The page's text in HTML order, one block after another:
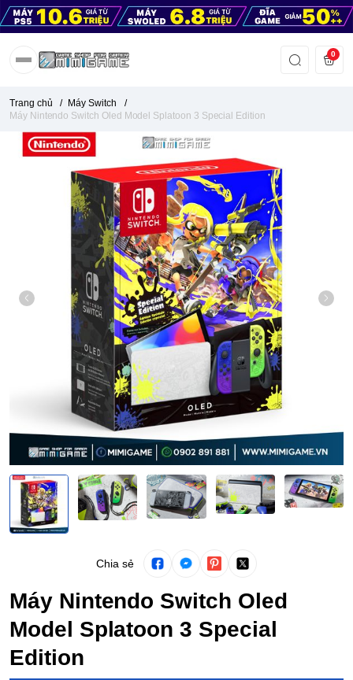
0
Trang chủ / Máy Switch
/
Máy Nintendo Switch Oled Model Splatoon 3 Special Edition
Chia sẻ
Máy Nintendo Switch Oled
Model Splatoon 3 Special
Edition